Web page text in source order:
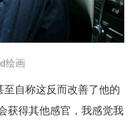
绘画
自称这反而改善了他的
获得其他感官，我感觉我